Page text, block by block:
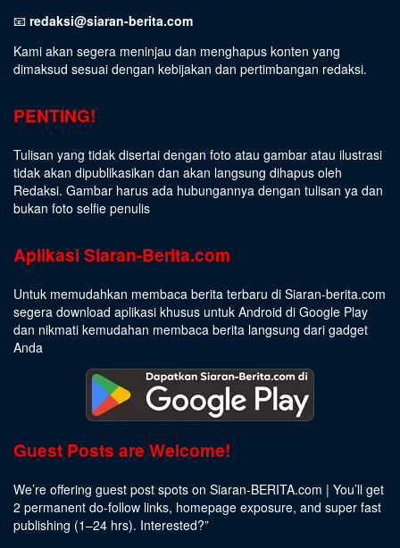
📧 redaksi@siaran-berita.com
Kami akan segera meninjau dan menghapus konten yang
dimaksud sesuai dengan kebijakan dan pertimbangan redaksi.
PENTING!
Tulisan yang tidak disertai dengan foto atau gambar atau ilustrasi
tidak akan dipublikasikan dan akan langsung dihapus oleh
Redaksi. Gambar harus ada hubungannya dengan tulisan ya dan
bukan foto selfie penulis
Aplikasi Siaran-Berita.com
Untuk memudahkan membaca berita terbaru di Siaran-berita.com
segera download aplikasi khusus untuk Android di Google Play
dan nikmati kemudahan membaca berita langsung dari gadget
Anda
Guest Posts are Welcome!
We’re offering guest post spots on Siaran-BERITA.com | You’ll get
2 permanent do-follow links, homepage exposure, and super fast
publishing (1–24 hrs). Interested?”